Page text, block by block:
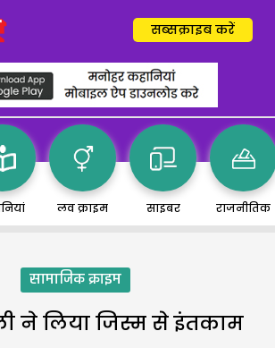
सब्सक्राइब करें
लव क्राइम साइबर राजनीतिक
सामाजिक क्राइम
ने लिया जिस्म से इंतकाम